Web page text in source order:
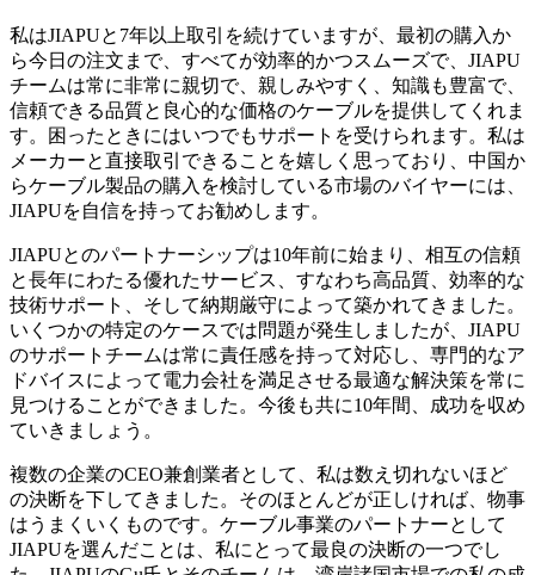
私はJIAPUと7年以上取引を続けていますが、最初の購入か
ら今日の注文まで、すべてが効率的かつスムーズで、JIAPU
チームは常に非常に親切で、親しみやすく、知識も豊富で、
信頼できる品質と良心的な価格のケーブルを提供してくれま
す。困ったときにはいつでもサポートを受けられます。私は
メーカーと直接取引できることを嬉しく思っており、中国か
らケーブル製品の購入を検討している市場のバイヤーには、
JIAPUを自信を持ってお勧めします。
JIAPUとのパートナーシップは10年前に始まり、相互の信頼
と長年にわたる優れたサービス、すなわち高品質、効率的な
技術サポート、そして納期厳守によって築かれてきました。
いくつかの特定のケースでは問題が発生しましたが、JIAPU
のサポートチームは常に責任感を持って対応し、専門的なア
ドバイスによって電力会社を満足させる最適な解決策を常に
見つけることができました。今後も共に10年間、成功を収め
ていきましょう。
複数の企業のCEO兼創業者として、私は数え切れないほど
の決断を下してきました。そのほとんどが正しければ、物事
はうまくいくものです。ケーブル事業のパートナーとして
JIAPUを選んだことは、私にとって最良の決断の一つでし